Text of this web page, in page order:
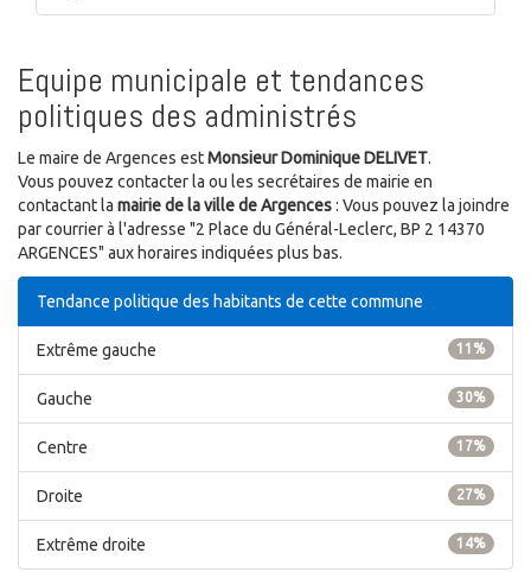
Equipe municipale et tendances
politiques des administrés
Le maire de Argences estMonsieur Dominique DELIVET.
Vous pouvez contacter la ou les secrétaires de mairie en
contactant la mairie de la ville de Argences: Vous pouvez la joindre
par courrier à l'adresse "2 Place du Général-Leclerc, BP 2 14370
ARGENCES" aux horaires indiquées plus bas.
Tendance politique des habitants de cette commune
11%
Extrême gauche
30%
Gauche
17%
Centre
27%
Droite
14%
Extrême droite